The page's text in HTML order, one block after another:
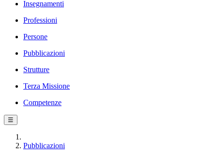
Insegnamenti
Professioni
Persone
Pubblicazioni
Strutture
Terza Missione
Competenze
☰
Pubblicazioni